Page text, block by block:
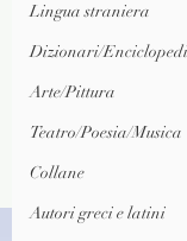
Lingua straniera
Dizionari/
Arte/Pittura
Teatro/Poesia/Musica
Collane
Autori greci e latini